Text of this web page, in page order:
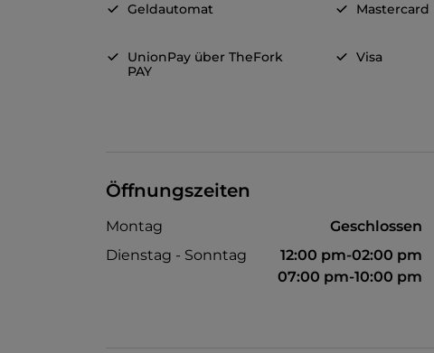
Geldautomat Mastercard
UnionPay über TheFork
PAY
Visa
Öffnungszeiten
Montag
Geschlossen
Dienstag - Sonntag
12:00 pm-02:00 pm
07:00 pm-10:00 pm